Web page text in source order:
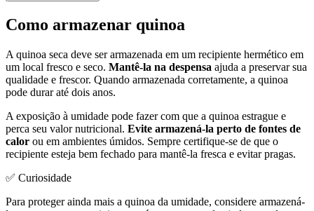
Como armazenar quinoa
A quinoa seca deve ser armazenada em um recipiente hermético em
um local fresco e seco. Mantê-la na despensa ajuda a preservar sua
qualidade e frescor. Quando armazenada corretamente, a quinoa
pode durar até dois anos.
A exposição à umidade pode fazer com que a quinoa estrague e
perca seu valor nutricional. Evite armazená-la perto de fontes de
calor ou em ambientes úmidos. Sempre certifique-se de que o
recipiente esteja bem fechado para mantê-la fresca e evitar pragas.
✅ Curiosidade
Para proteger ainda mais a quinoa da umidade, considere armazená-